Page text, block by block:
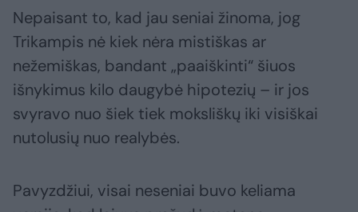
Nepaisant to, kad jau seniai žinoma, jog
Trikampis nė kiek nėra mistiškas ar
nežemiškas, bandant „paaiškinti“ šiuos
išnykimus kilo daugybė hipotezių – ir jos
svyravo nuo šiek tiek moksliškų iki visiškai
nutolusių nuo realybės.
Pavyzdžiui, visai neseniai buvo keliama